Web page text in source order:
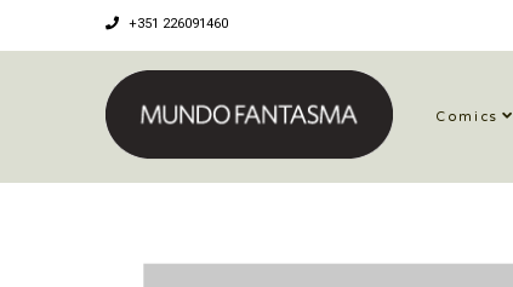
+351 226091460
Comics